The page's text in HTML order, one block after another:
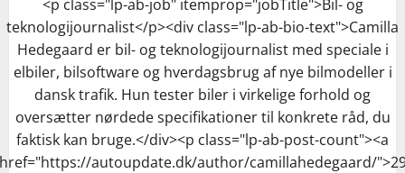
<p class="lp-ab-job" itemprop="jobTitle">Bil- og
teknologijournalist</p><div class="lp-ab-bio-text">Camilla
Hedegaard er bil- og teknologijournalist med speciale i
elbiler, bilsoftware og hverdagsbrug af nye bilmodeller i
dansk trafik. Hun tester biler i virkelige forhold og
oversætter nørdede specifikationer til konkrete råd, du
faktisk kan bruge.</div><p class="lp-ab-post-count"><a
autoupdate.dk/author/camillahedegaard/